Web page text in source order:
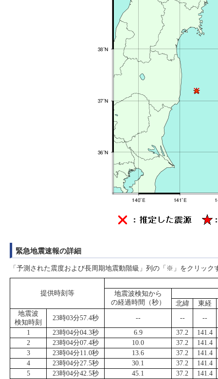
緊急地震速報の詳細
「予測された震度および長周期地震動階級」列の「※」をクリック
提供時刻等
地震波検知から
の経過時間（秒）
北緯
東経
地震波
検知時刻
23時03分57.4秒 -- --
--
1
23時04分04.3秒 6.9 37.2
141.4
2
23時04分07.4秒 10.0 37.2
141.4
3
23時04分11.0秒 13.6 37.2
141.4
4
23時04分27.5秒 30.1 37.2
141.4
5
23時04分42.5秒 45.1 37.2 141.4